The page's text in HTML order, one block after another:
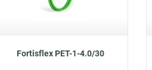
Fortisflex PET-1-4.0/30